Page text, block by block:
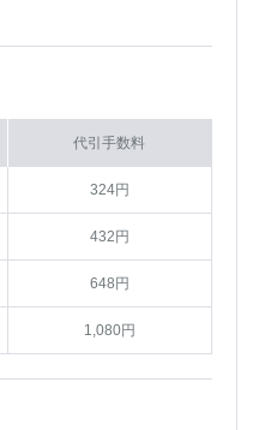
代引手数料
324円
432円
648円
1,080円